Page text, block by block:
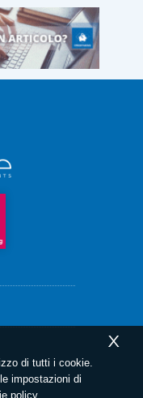
X
di tutti i cookie.
impostazioni di
policy